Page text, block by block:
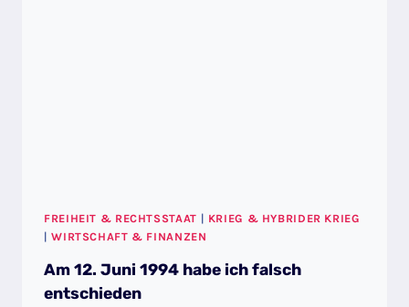
FREIHEIT & RECHTSSTAAT | KRIEG & HYBRIDER KRIEG
|WIRTSCHAFT & FINANZEN
Am 12. Juni 1994 habe ich falsch
entschieden